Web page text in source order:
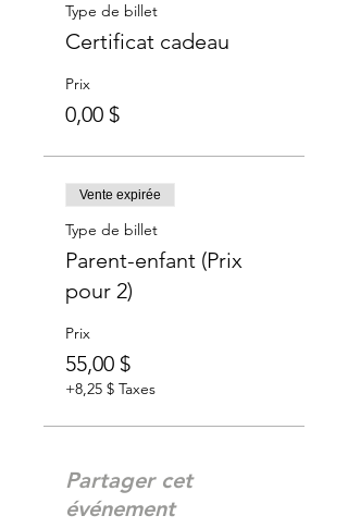
Type de billet
Certificat cadeau
Prix
0,00 $
Vente expirée
Type de billet
Parent-enfant (Prix
pour 2)
Prix
55,00 $
+8,25 $ Taxes
Partager cet
événement